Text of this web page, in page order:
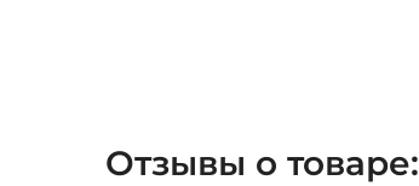
Отзывы о товаре: